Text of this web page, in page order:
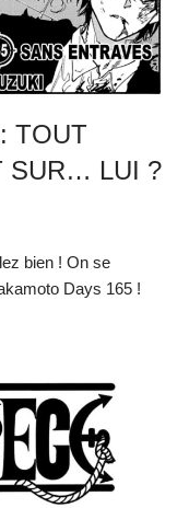
TOUT
SUR… LUI ?
bien ! On se
Days 165 !